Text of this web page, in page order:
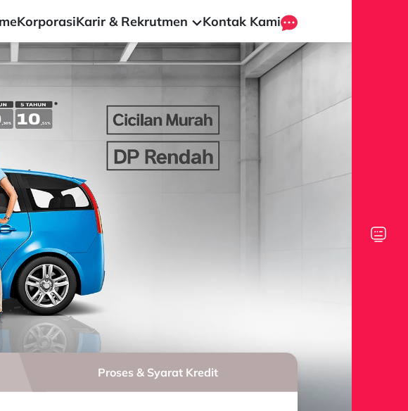
KorporasiKarir & Rekrutmen Kontak Kami
Proses & Syarat Kredit